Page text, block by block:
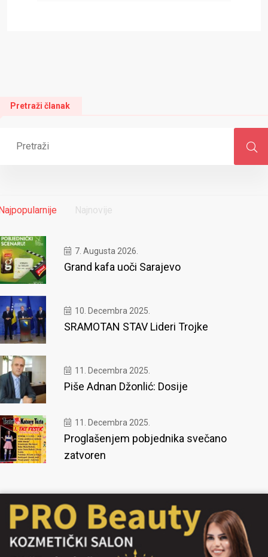
Pretraži članak
Najnovije
7. Augusta 2026.
Grand kafa uoči Sarajevo
10. Decembra 2025.
SRAMOTAN STAV Lideri Trojke
11. Decembra 2025.
Piše Adnan Džonlić: Dosije
11. Decembra 2025.
Proglašenjem pobjednika svečano
zatvoren